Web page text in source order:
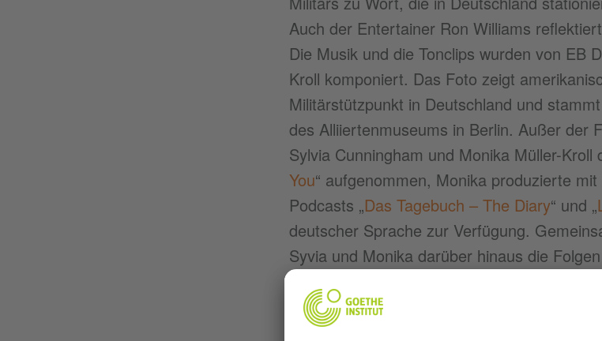
Auch der Entertainer Ron Williams
Die Musik und die Tonclips wurden von EB
Kroll komponiert. Das Foto zeigt
Militärstützpunkt in Deutschland und
des Alliiertenmuseums in Berlin. Außer der
Sylvia Cunningham und Monika Müller-Kroll
You“ aufgenommen, Monika produzierte
Podcasts „Das Tagebuch – The Diary“ und „
deutscher Sprache zur Verfügung.
Syvia und Monika darüber hinaus die Folgen